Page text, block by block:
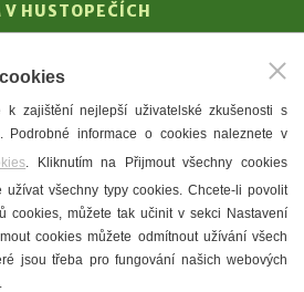
V HUSTOPEČÍCH
T. G. Masaryk
Mandloně
Ubytování
Restaurace
muzeum a galerie
meníčka
k zajištění nejlepší uživatelské zkušenosti s
Podrobné informace o cookies naleznete v
. Kliknutím na Přijmout všechny cookies
všechny typy cookies. Chcete-li povolit
cookies, můžete tak učinit v sekci Nastavení
cookies můžete odmítnout užívání všech
jsou třeba pro fungování našich webových